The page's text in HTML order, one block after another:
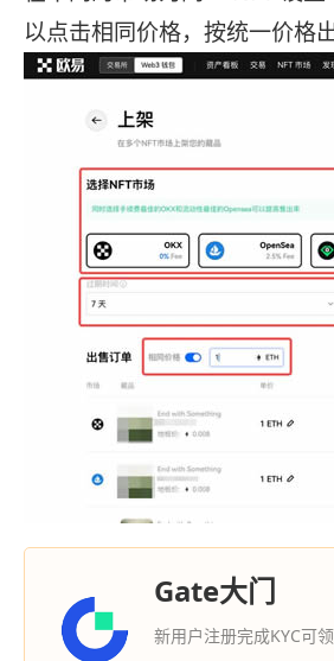
以点击相同价格，按统一价格出
Gate大门
新用户注册完成KYC可